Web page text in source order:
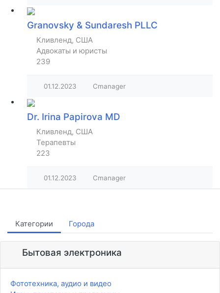
Granovsky & Sundaresh PLLC
Кливленд, США
Адвокаты и юристы
239
01.12.2023 Cmanager
Dr. Irina Papirova MD
Кливленд, США
Терапевты
223
01.12.2023 Cmanager
Категории Города
Бытовая электроника
Фототехника, аудио и видео